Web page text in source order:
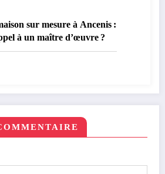
sur mesure à Ancenis :
à un maître d’œuvre ?